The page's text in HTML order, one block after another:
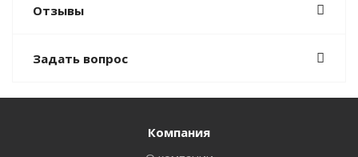
Отзывы
Задать вопрос
Компания